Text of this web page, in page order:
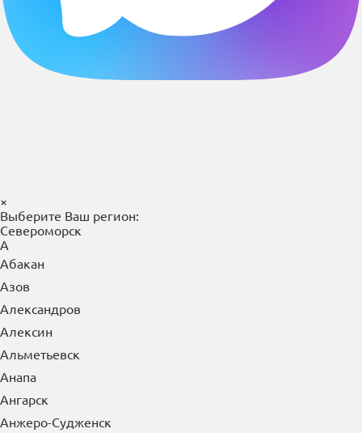
×
Выберите Ваш регион:
Североморск
А
Абакан
Азов
Александров
Алексин
Альметьевск
Анапа
Ангарск
Анжеро-Судженск